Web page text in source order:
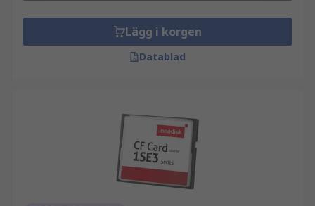
Lägg i korgen
Datablad